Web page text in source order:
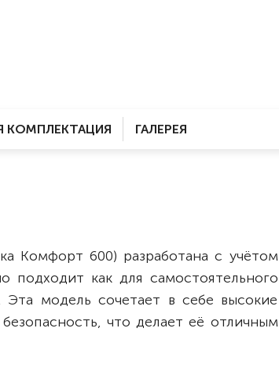
с туалетом
дома
оборудование
КОМПЛЕКТАЦИЯ ГАЛЕРЕЯ
Комфорт 600) разработана с учётом
подходит как для самостоятельного
модель сочетает в себе высокие
что делает её отличным